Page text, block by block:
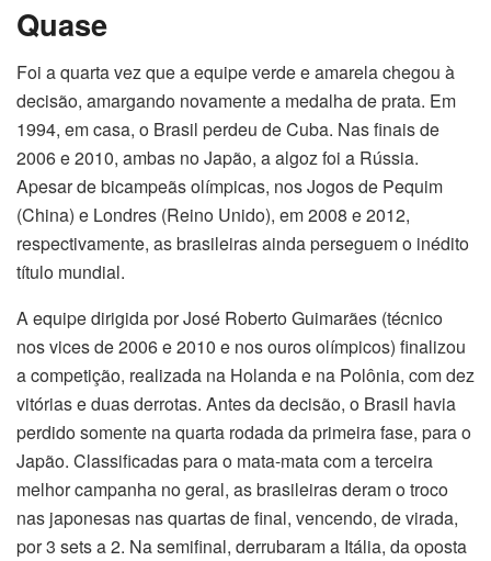
Quase
Foi a quarta vez que a equipe verde e amarela chegou à
decisão, amargando novamente a medalha de prata. Em
1994, em casa, o Brasil perdeu de Cuba. Nas finais de
2006 e 2010, ambas no Japão, a algoz foi a Rússia.
Apesar de bicampeãs olímpicas, nos Jogos de Pequim
(China) e Londres (Reino Unido), em 2008 e 2012,
respectivamente, as brasileiras ainda perseguem o inédito
título mundial.
A equipe dirigida por José Roberto Guimarães (técnico
nos vices de 2006 e 2010 e nos ouros olímpicos) finalizou
a competição, realizada na Holanda e na Polônia, com dez
vitórias e duas derrotas. Antes da decisão, o Brasil havia
perdido somente na quarta rodada da primeira fase, para o
Japão. Classificadas para o mata-mata com a terceira
melhor campanha no geral, as brasileiras deram o troco
nas japonesas nas quartas de final, vencendo, de virada,
por 3 sets a 2. Na semifinal, derrubaram a Itália, da oposta